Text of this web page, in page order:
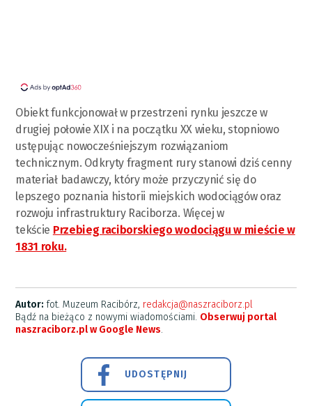
Obiekt funkcjonował w przestrzeni rynku jeszcze w
drugiej połowie XIX i na początku XX wieku, stopniowo
ustępując nowocześniejszym rozwiązaniom
technicznym. Odkryty fragment rury stanowi dziś cenny
materiał badawczy, który może przyczynić się do
lepszego poznania historii miejskich wodociągów oraz
rozwoju infrastruktury Raciborza. Więcej w
tekście Przebieg raciborskiego wodociągu w mieście w
1831 roku.
Autor: fot. Muzeum Racibórz, redakcja@naszraciborz.pl
Bądź na bieżąco z nowymi wiadomościami. Obserwuj portal
naszraciborz.pl w Google News.
UDOSTĘPNIJ